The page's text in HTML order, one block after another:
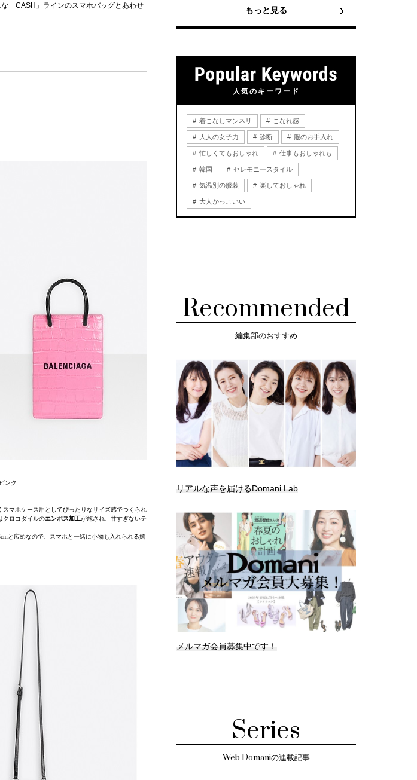
「CASH」ラインのスマホバッグとあわせ
ンク
スマホケース用としてぴったりなサイズ感でつくられ
クロコダイルのエンボス加工が施され、甘すぎないテ
と広めなので、スマホと一緒に小物も入れられる嬉
もっと見る
人気のキーワード
着こなしマンネリ こなれ感
大人の女子力 診断 服のお手入れ
忙しくてもおしゃれ 仕事もおしゃれも
韓国 セレモニースタイル
気温別の服装 楽しておしゃれ
大人かっこいい
Recommended
編集部のおすすめ
リアルな声を届けるDomani Lab
メルマガ会員募集中です！
Series
Web Domaniの連載記事